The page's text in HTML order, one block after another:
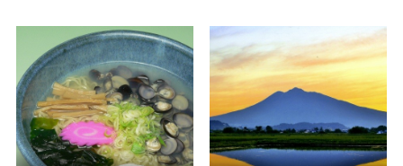
十三湖 の詳細はこちら 岩木山 の詳細はこちら